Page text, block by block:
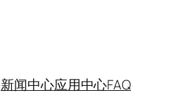
新闻中心应用中心FAQ